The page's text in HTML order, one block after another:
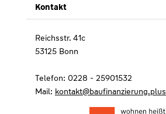
Kontakt
Reichsstr. 41c
53125 Bonn
Telefon: 0228 - 25901532
Mail: kontakt@baufinanzierung.plus